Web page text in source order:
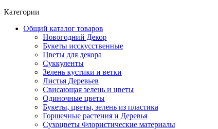
Категории
Общий каталог товаров
Новогодний Декор
Букеты исскусственные
Цветы для декора
Суккуленты
Зелень кустики и ветки
Листья Деревьев
Свисающая зелень и цветы
Одиночные цветы
Букеты, цветы, зелень из пластика
Горшечные растения и Деревья
Сухоцветы Флористические материалы